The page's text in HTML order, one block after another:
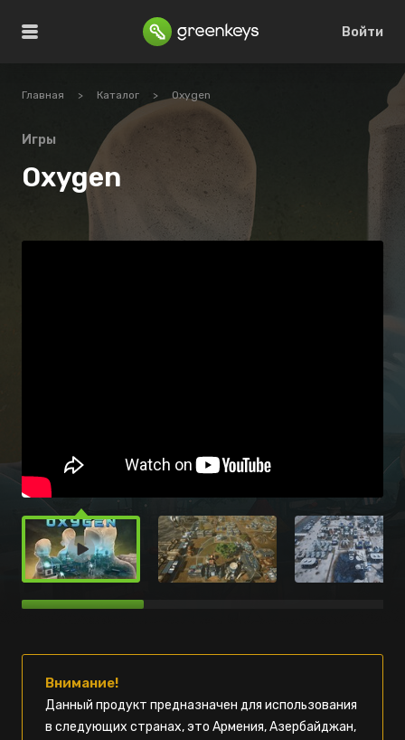
Войти
Главная > Каталог > Oxygen
Игры
Oxygen
Внимание!
Данный продукт предназначен для использования
в следующих странах, это Армения, Азербайджан,